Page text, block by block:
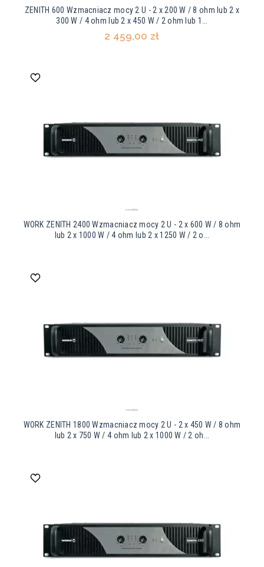
ZENITH 600 Wzmacniacz mocy 2 U - 2 x 200 W / 8 ohm lub 2 x
300 W / 4 ohm lub 2 x 450 W / 2 ohm lub 1...
2 459,00 zł
WORK ZENITH 2400 Wzmacniacz mocy 2 U - 2 x 600 W / 8 ohm
lub 2 x 1000 W / 4 ohm lub 2 x 1250 W / 2 o...
WORK ZENITH 1800 Wzmacniacz mocy 2 U - 2 x 450 W / 8 ohm
lub 2 x 750 W / 4 ohm lub 2 x 1000 W / 2 oh...